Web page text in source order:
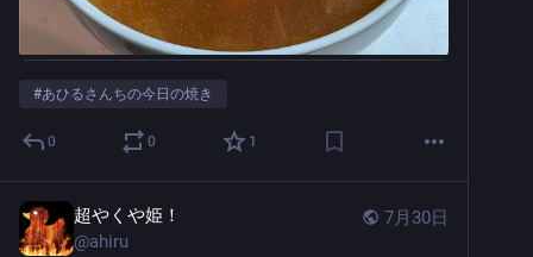
#あひるさんちの今日の焼き
0 0 1
7月30日
超やくや姫！
@ahiru